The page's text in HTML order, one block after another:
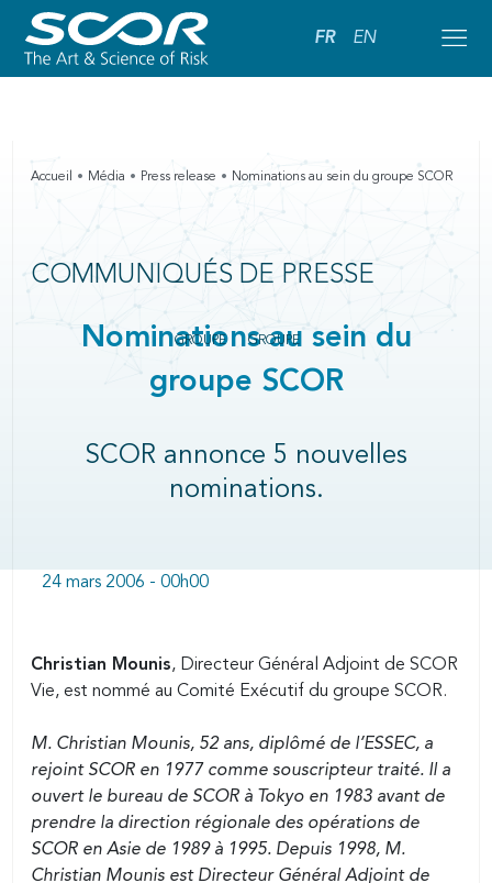
FR EN
Accueil Média Press release Nominations au sein du groupe SCOR
COMMUNIQUÉS DE PRESSE
GROUPE GROUPE
Nominations au sein du
groupe SCOR
SCOR annonce 5 nouvelles
nominations.
24 mars 2006 - 00h00
Body
Christian Mounis, Directeur Général Adjoint de SCOR
Vie, est nommé au Comité Exécutif du groupe SCOR.
M. Christian Mounis, 52 ans, diplômé de l’ESSEC, a
rejoint SCOR en 1977 comme souscripteur traité. Il a
ouvert le bureau de SCOR à Tokyo en 1983 avant de
prendre la direction régionale des opérations de
SCOR en Asie de 1989 à 1995. Depuis 1998, M.
Christian Mounis est Directeur Général Adjoint de